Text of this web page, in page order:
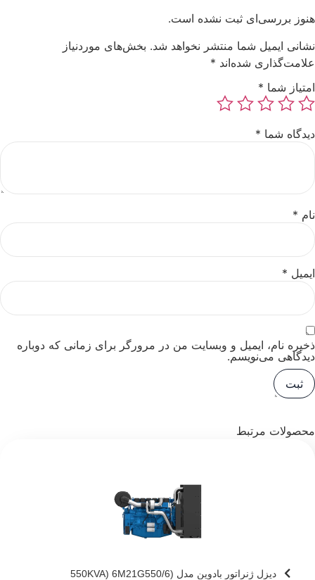
هنوز بررسی‌ای ثبت نشده است.
نشانی ایمیل شما منتشر نخواهد شد. بخش‌های موردنیاز
علامت‌گذاری شده‌اند *
امتیاز شما *
دیدگاه شما *
نام *
ایمیل *
ذخیره نام، ایمیل و وبسایت من در مرورگر برای زمانی که دوباره
دیدگاهی می‌نویسم.
محصولات مرتبط
دیزل ژنراتور بادوین مدل (550KVA) 6M21G550/6